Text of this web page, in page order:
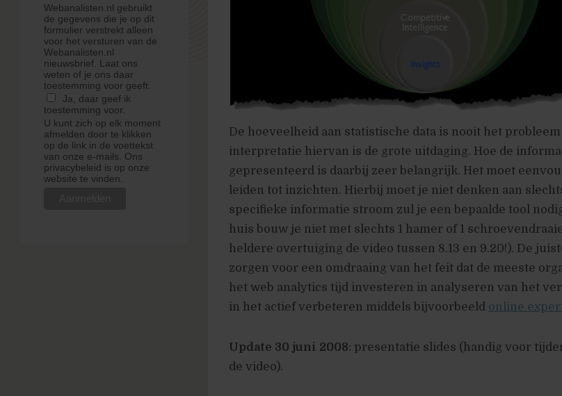
Webanalisten.nl gebruikt
de gegevens die je op dit
formulier verstrekt alleen
voor het versturen van de
Webanalisten.nl
nieuwsbrief. Laat ons
weten of je ons daar
toestemming voor geeft.
Ja, daar geef ik
toestemming voor.
U kunt zich op elk moment
afmelden door te klikken
op de link in de voettekst
van onze e-mails. Ons
privacybeleid is op onze
website te vinden.
De hoeveelheid aan statistische data is nooit het probleem
interpretatie hiervan is de grote uitdaging. Hoe de
gepresenteerd is daarbij zeer belangrijk. Het moet
leiden tot inzichten. Hierbij moet je niet denken aan
specifieke informatie stroom zul je een bepaalde tool
huis bouw je niet met slechts 1 hamer of 1
heldere overtuiging de video tussen 8.13 en 9.20!). De
zorgen voor een omdraaing van het feit dat de meeste
het web analytics tijd investeren in analyseren van het
in het actief verbeteren middels bijvoorbeeld online
Update 30 juni 2008: presentatie slides (handig voor
de video).